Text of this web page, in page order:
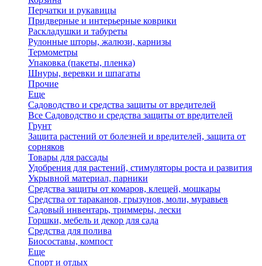
Перчатки и рукавицы
Придверные и интерьерные коврики
Раскладушки и табуреты
Рулонные шторы, жалюзи, карнизы
Термометры
Упаковка (пакеты, пленка)
Шнуры, веревки и шпагаты
Прочие
Еще
Садоводство и средства защиты от вредителей
Все Садоводство и средства защиты от вредителей
Грунт
Защита растений от болезней и вредителей, защита от
сорняков
Товары для рассады
Удобрения для растений, стимуляторы роста и развития
Укрывной материал, парники
Средства защиты от комаров, клещей, мошкары
Средства от тараканов, грызунов, моли, муравьев
Садовый инвентарь, триммеры, лески
Горшки, мебель и декор для сада
Средства для полива
Биосоставы, компост
Еще
Спорт и отдых